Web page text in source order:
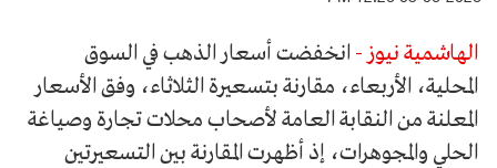
الهاشمية نيوز - انخفضت أسعار الذهب في السوق
المحلية، الأربعاء، مقارنة بتسعيرة الثلاثاء، وفق الأسعار
المعلنة من النقابة العامة لأصحاب محلات تجارة وصياغة
الحلي والمجوهرات، إذ أظهرت المقارنة بين التسعيرتين